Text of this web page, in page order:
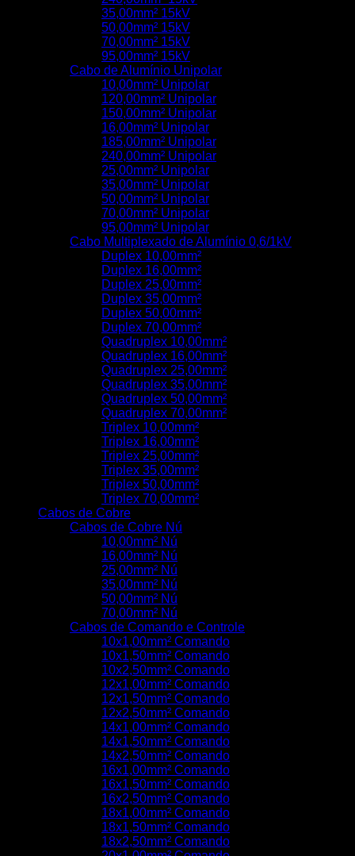
35,00mm² 15kV
50,00mm² 15kV
70,00mm² 15kV
95,00mm² 15kV
Cabo de Alumínio Unipolar
10,00mm² Unipolar
120,00mm² Unipolar
150,00mm² Unipolar
16,00mm² Unipolar
185,00mm² Unipolar
240,00mm² Unipolar
25,00mm² Unipolar
35,00mm² Unipolar
50,00mm² Unipolar
70,00mm² Unipolar
95,00mm² Unipolar
Cabo Multiplexado de Alumínio 0,6/1kV
Duplex 10,00mm²
Duplex 16,00mm²
Duplex 25,00mm²
Duplex 35,00mm²
Duplex 50,00mm²
Duplex 70,00mm²
Quadruplex 10,00mm²
Quadruplex 16,00mm²
Quadruplex 25,00mm²
Quadruplex 35,00mm²
Quadruplex 50,00mm²
Quadruplex 70,00mm²
Triplex 10,00mm²
Triplex 16,00mm²
Triplex 25,00mm²
Triplex 35,00mm²
Triplex 50,00mm²
Triplex 70,00mm²
Cabos de Cobre
Cabos de Cobre Nú
10,00mm² Nú
16,00mm² Nú
25,00mm² Nú
35,00mm² Nú
50,00mm² Nú
70,00mm² Nú
Cabos de Comando e Controle
10x1,00mm² Comando
10x1,50mm² Comando
10x2,50mm² Comando
12x1,00mm² Comando
12x1,50mm² Comando
12x2,50mm² Comando
14x1,00mm² Comando
14x1,50mm² Comando
14x2,50mm² Comando
16x1,00mm² Comando
16x1,50mm² Comando
16x2,50mm² Comando
18x1,00mm² Comando
18x1,50mm² Comando
18x2,50mm² Comando